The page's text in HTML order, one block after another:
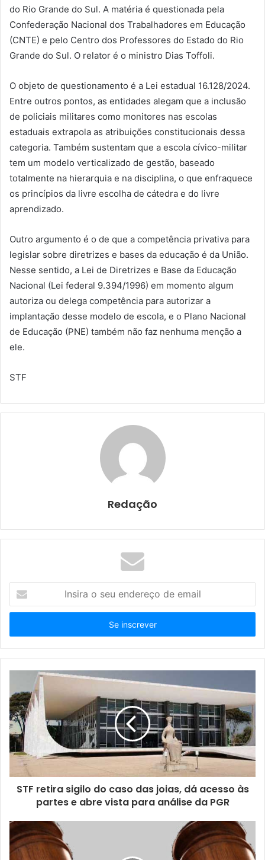
l
do Rio Grande do Sul. A matéria é questionada pela
Confederação Nacional dos Trabalhadores em Educação
(CNTE) e pelo Centro dos Professores do Estado do Rio
Grande do Sul. O relator é o ministro Dias Toffoli.
O objeto de questionamento é a Lei estadual 16.128/2024.
Entre outros pontos, as entidades alegam que a inclusão
de policiais militares como monitores nas escolas
estaduais extrapola as atribuições constitucionais dessa
categoria. Também sustentam que a escola cívico-militar
tem um modelo verticalizado de gestão, baseado
totalmente na hierarquia e na disciplina, o que enfraquece
os princípios da livre escolha de cátedra e do livre
aprendizado.
Outro argumento é o de que a competência privativa para
legislar sobre diretrizes e bases da educação é da União.
Nesse sentido, a Lei de Diretrizes e Base da Educação
Nacional (Lei federal 9.394/1996) em momento algum
autoriza ou delega competência para autorizar a
implantação desse modelo de escola, e o Plano Nacional
de Educação (PNE) também não faz nenhuma menção a
ele.
STF
Redação
s
r
a
u
e
n
d
e
e
e
m
STF retira sigilo do caso das joias, dá acesso às
partes e abre vista para análise da PGR